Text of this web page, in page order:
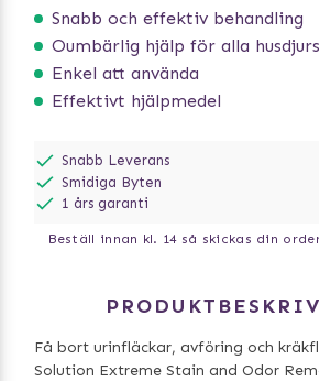
Snabb och effektiv behandling
Oumbärlig hjälp för alla
Enkel att använda
Effektivt hjälpmedel
Snabb Leverans
Smidiga Byten
1 års garanti
Beställ innan kl. 14 så skickas din
Få bort urinfläckar, avföring och
Solution Extreme Stain and Odor